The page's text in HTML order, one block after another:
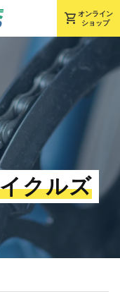
shopping_cart オンライン
ショップ
クルズ